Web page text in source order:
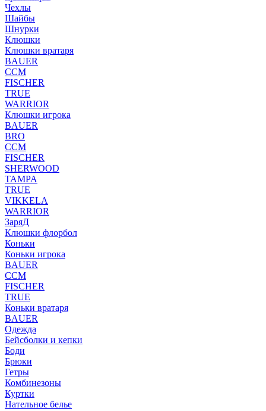
Чехлы
Шайбы
Шнурки
Клюшки
Клюшки вратаря
BAUER
CCM
FISCHER
TRUE
WARRIOR
Клюшки игрока
BAUER
BRO
CCM
FISCHER
SHERWOOD
TAMPA
TRUE
VIKKELA
WARRIOR
ЗаряД
Клюшки флорбол
Коньки
Коньки игрока
BAUER
CCM
FISCHER
TRUE
Коньки вратаря
BAUER
Одежда
Бейсболки и кепки
Боди
Брюки
Гетры
Комбинезоны
Куртки
Нательное белье